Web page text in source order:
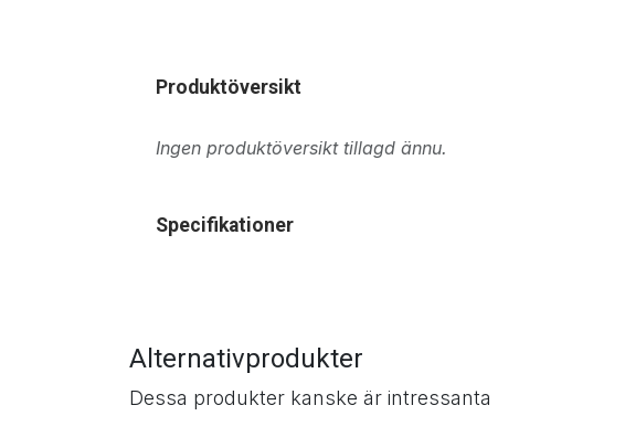
Produktöversikt
Ingen produktöversikt tillagd ännu.
Specifikationer
Alternativprodukter
Dessa produkter kanske är intressanta